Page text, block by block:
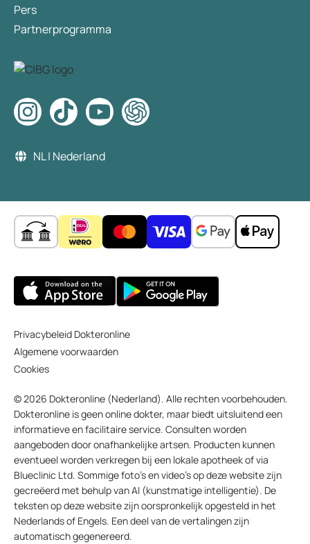
Pers
Partnerprogramma
NL | Nederland
Privacybeleid Dokteronline
Algemene voorwaarden
Cookies
© 2026 Dokteronline (Nederland). Alle rechten voorbehouden.
Dokteronline is geen online dokter, maar biedt uitsluitend een
informatieve en facilitaire service. Consulten worden
aangeboden door onafhankelijke artsen. Producten kunnen
eventueel worden verkregen bij een lokale apotheek of via
Blueclinic Ltd. Sommige foto’s en video’s op deze website zijn
gecreëerd met behulp van AI (kunstmatige intelligentie). De
teksten op deze website zijn oorspronkelijk opgesteld in het
Nederlands of Engels. Een deel van de vertalingen zijn
automatisch gegenereerd.